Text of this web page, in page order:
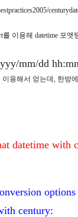
를 이용해 datetime 포맷
mm/dd
이용해서 얻는데, 한방
datetime with
century: